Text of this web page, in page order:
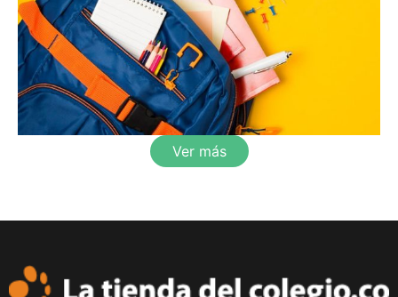
Ver más